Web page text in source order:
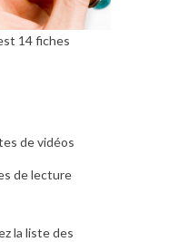
14 fiches
de vidéos
de lecture
la liste des